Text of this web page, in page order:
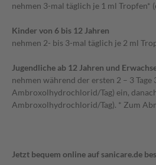
nehmen 3-mal täglich je 1 ml
Kinder von 6 bis 12 Jahren
nehmen 2- bis 3-mal täglich je 2 ml
Jugendliche ab 12 Jahren und
nehmen während der ersten 2 – 3
Ambroxolhydrochlorid/Tag) ein,
Ambroxolhydrochlorid/Tag). * Zum
Jetzt bequem online auf sanicare.de